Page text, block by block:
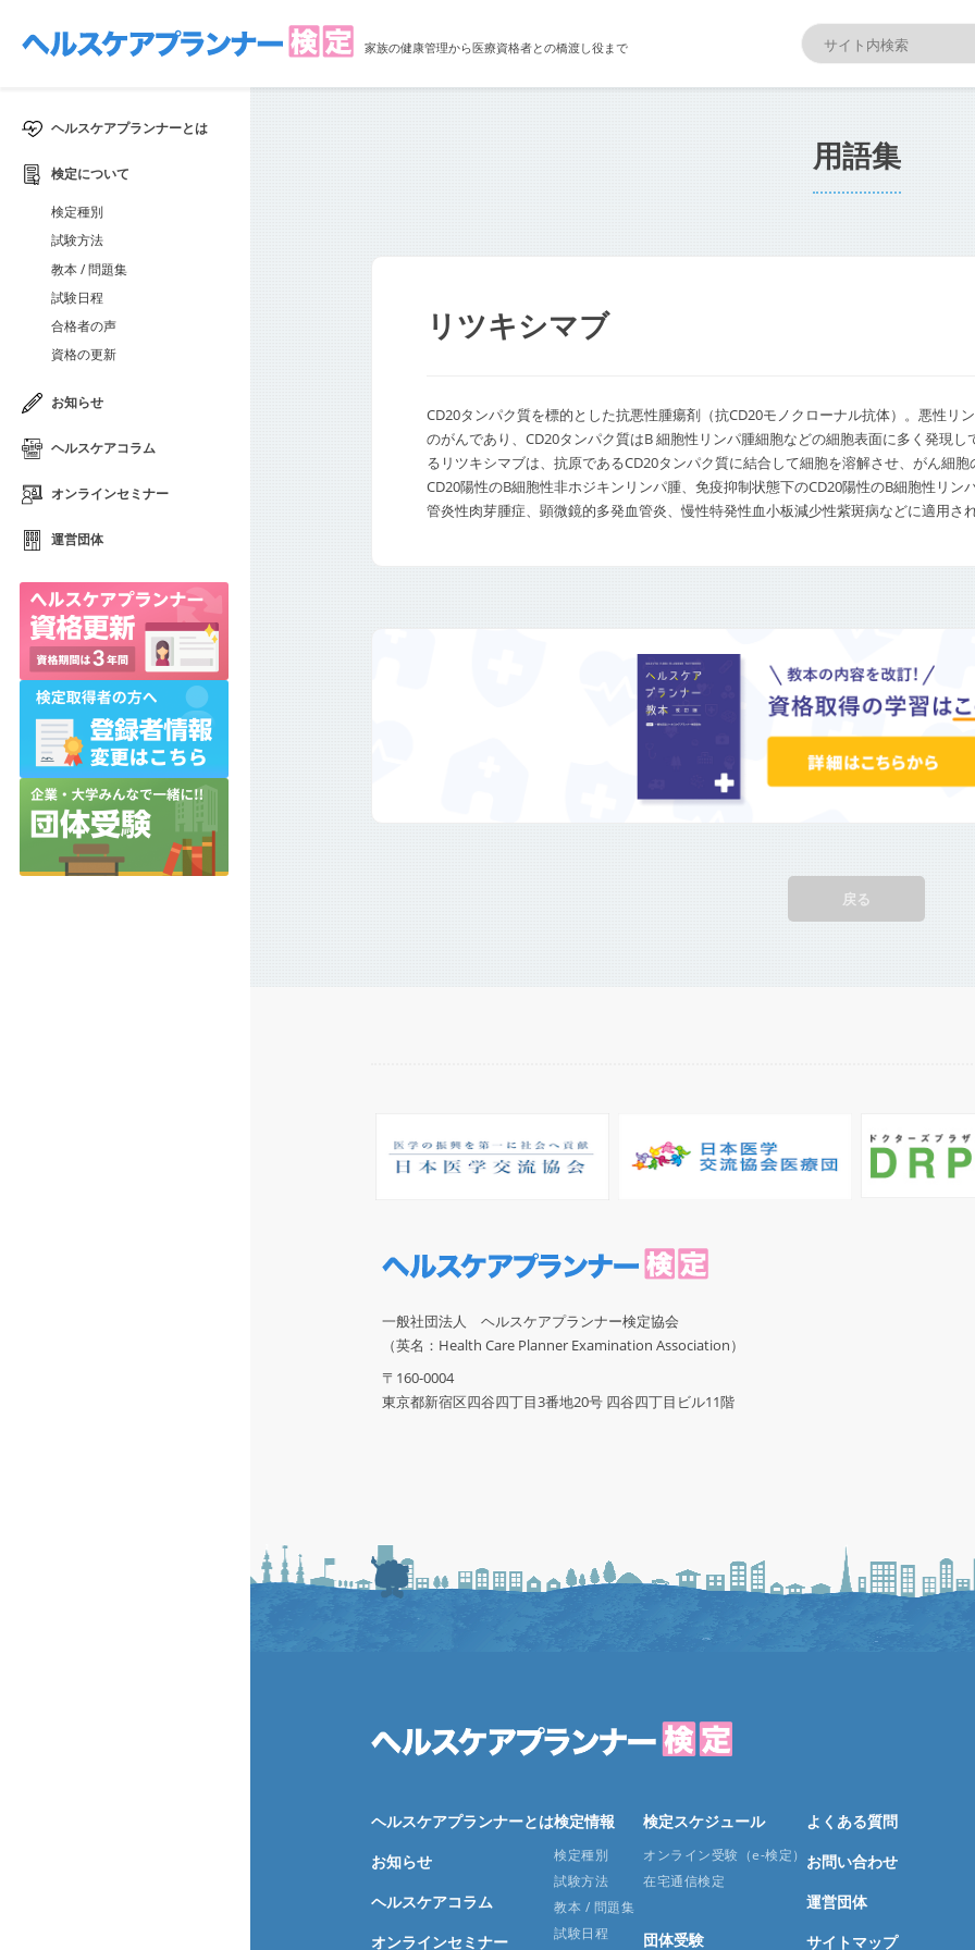
家族の健康管理から医療資格者との橋渡し役まで
ヘルスケアプランナーとは
検定について
検定種別
試験方法
教本 / 問題集
試験日程
合格者の声
資格の更新
お知らせ
ヘルスケアコラム
オンラインセミナー
運営団体
用語集
リツキシマブ
CD20タンパク質を標的とした抗悪性腫瘍剤（抗CD20モノクローナル抗体）。悪性リ
のがんであり、CD20タンパク質はB 細胞性リンパ腫細胞などの細胞表面に多く発現し
るリツキシマブは、抗原であるCD20タンパク質に結合して細胞を溶解させ、がん細
CD20陽性のB細胞性非ホジキンリンパ腫、免疫抑制状態下のCD20陽性のB細胞性リン
管炎性肉芽腫症、顕微鏡的多発血管炎、慢性特発性血小板減少性紫斑病などに適用さ
戻る
一般社団法人 ヘルスケアプランナー検定協会
（英名：Health Care Planner Examination Association）
〒160-0004
東京都新宿区四谷四丁目3番地20号 四谷四丁目ビル11階
ヘルスケアプランナーとは
お知らせ
ヘルスケアコラム
オンラインセミナー
検定情報
検定種別
試験方法
教本 / 問題集
試験日程
検定スケジュール
オンライン受験（e-検定）
在宅通信検定
団体受験
よくある質問
お問い合わせ
運営団体
サイトマップ